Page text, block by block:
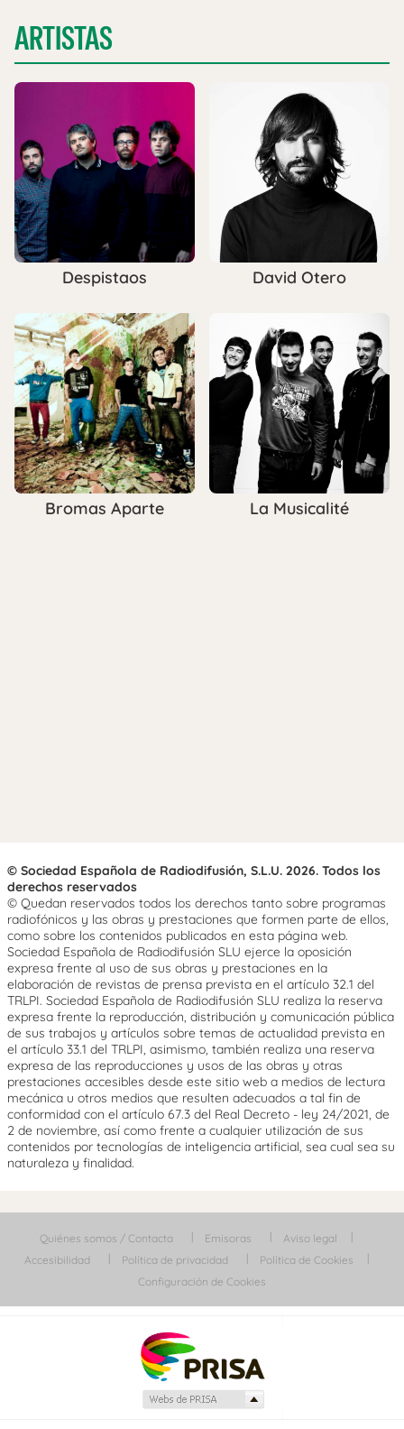
ARTISTAS
Despistaos David Otero
Bromas Aparte La Musicalité
© Sociedad Española de Radiodifusión, S.L.U. 2026. Todos los
derechos reservados
© Quedan reservados todos los derechos tanto sobre programas
radiofónicos y las obras y prestaciones que formen parte de ellos,
como sobre los contenidos publicados en esta página web.
Sociedad Española de Radiodifusión SLU ejerce la oposición
expresa frente al uso de sus obras y prestaciones en la
elaboración de revistas de prensa prevista en el artículo 32.1 del
TRLPI. Sociedad Española de Radiodifusión SLU realiza la reserva
expresa frente la reproducción, distribución y comunicación pública
de sus trabajos y artículos sobre temas de actualidad prevista en
el artículo 33.1 del TRLPI, asimismo, también realiza una reserva
expresa de las reproducciones y usos de las obras y otras
prestaciones accesibles desde este sitio web a medios de lectura
mecánica u otros medios que resulten adecuados a tal fin de
conformidad con el artículo 67.3 del Real Decreto - ley 24/2021, de
2 de noviembre, así como frente a cualquier utilización de sus
contenidos por tecnologías de inteligencia artificial, sea cual sea su
naturaleza y finalidad.
Quiénes somos / Contacta Emisoras
Aviso legal
Accesibilidad
Política de privacidad
Política de Cookies
Configuración de Cookies